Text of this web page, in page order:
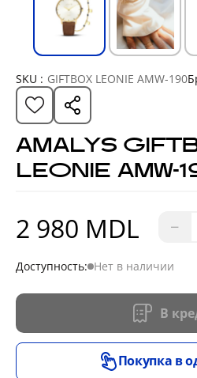
SKU : GIFTBOX LEONIE AMW-190
AMALYS
LEONIE AMW-
2 980 MDL −
Доступность: Нет в наличии
В
Покупка в